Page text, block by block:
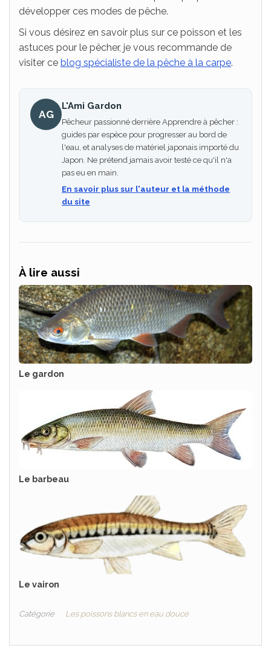
développer ces modes de pêche.
Si vous désirez en savoir plus sur ce poisson et les
astuces pour le pêcher, je vous recommande de
visiter ce blog spécialiste de la pêche à la carpe.
AG
L'Ami Gardon
Pêcheur passionné derrière Apprendre à pêcher :
guides par espèce pour progresser au bord de
l'eau, et analyses de matériel japonais importé du
Japon. Ne prétend jamais avoir testé ce qu'il n'a
pas eu en main.
En savoir plus sur l'auteur et la méthode
du site
À lire aussi
Le gardon
Le barbeau
Le vairon
Catégorie Les poissons blancs en eau douce